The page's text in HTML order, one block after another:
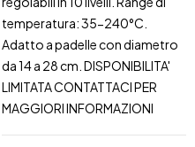
temperatura: 35-240°C.
Adatto a padelle con diametro
da 14 a 28 cm. DISPONIBILITA'
LIMITATA CONTATTACI PER
MAGGIORI INFORMAZIONI